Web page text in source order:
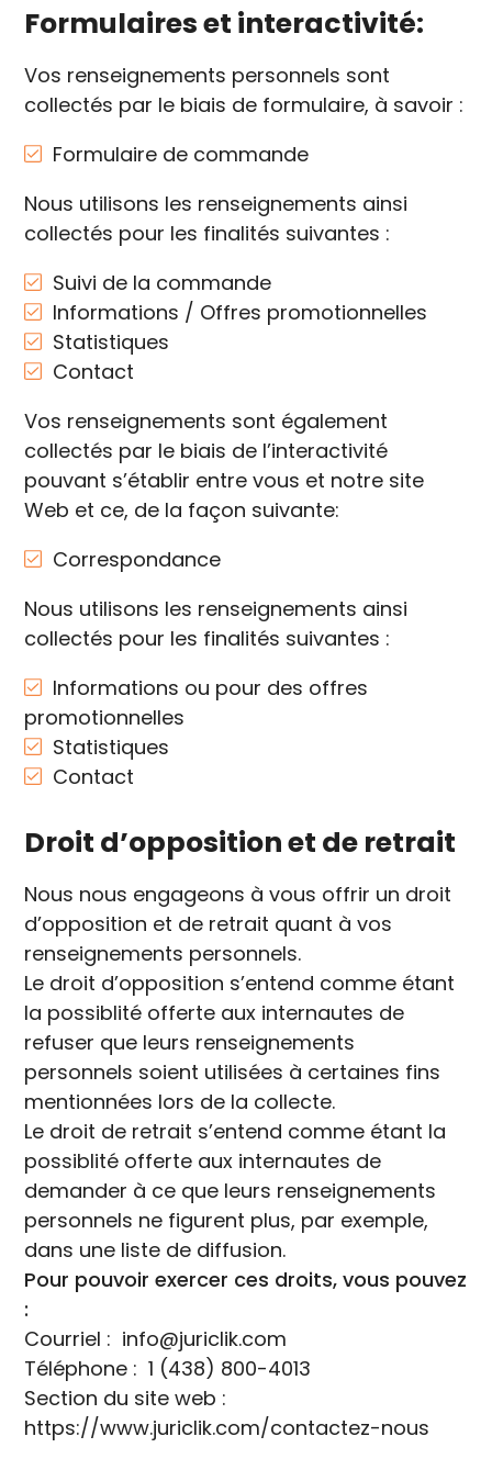
Formulaires et interactivité:
Vos renseignements personnels sont
collectés par le biais de formulaire, à savoir :
Formulaire de commande
Nous utilisons les renseignements ainsi
collectés pour les finalités suivantes :
Suivi de la commande
Informations / Offres promotionnelles
Statistiques
Contact
Vos renseignements sont également
collectés par le biais de l’interactivité
pouvant s’établir entre vous et notre site
Web et ce, de la façon suivante:
Correspondance
Nous utilisons les renseignements ainsi
collectés pour les finalités suivantes :
Informations ou pour des offres
promotionnelles
Statistiques
Contact
Droit d’opposition et de retrait
Nous nous engageons à vous offrir un droit
d’opposition et de retrait quant à vos
renseignements personnels.
Le droit d’opposition s’entend comme étant
la possiblité offerte aux internautes de
refuser que leurs renseignements
personnels soient utilisées à certaines fins
mentionnées lors de la collecte.
Le droit de retrait s’entend comme étant la
possiblité offerte aux internautes de
demander à ce que leurs renseignements
personnels ne figurent plus, par exemple,
dans une liste de diffusion.
Pour pouvoir exercer ces droits, vous pouvez
:
Courriel : info@juriclik.com
Téléphone : 1 (438) 800-4013
Section du site web :
https://www.juriclik.com/contactez-nous